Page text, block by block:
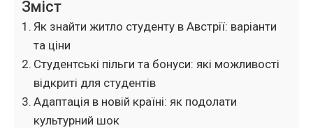
Зміст
Як знайти житло студенту в Австрії: варіанти
та ціни
Студентські пільги та бонуси: які можливості
відкриті для студентів
Адаптація в новій країні: як подолати
культурний шок